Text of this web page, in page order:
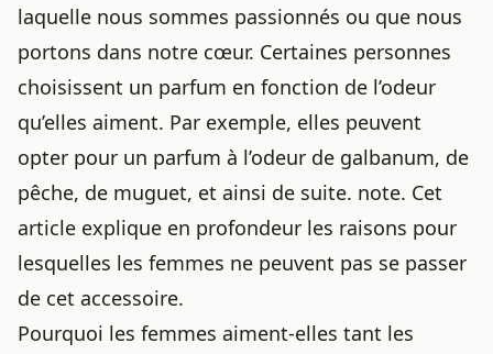
laquelle nous sommes passionnés ou que nous
portons dans notre cœur. Certaines personnes
choisissent un parfum en fonction de l’odeur
qu’elles aiment. Par exemple, elles peuvent
opter pour un parfum à l’odeur de galbanum, de
pêche, de muguet, et ainsi de suite. note. Cet
article explique en profondeur les raisons pour
lesquelles les femmes ne peuvent pas se passer
de cet accessoire.
Pourquoi les femmes aiment-elles tant les